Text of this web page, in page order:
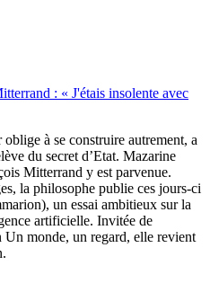
: « J'étais insolente avec
à se construire autrement, a
du secret d’Etat. Mazarine
Mitterrand y est parvenue.
la philosophe publie ces jours-ci
un essai ambitieux sur la
artificielle. Invitée de
Un monde, un regard, elle revient